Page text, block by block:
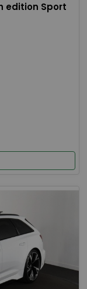
edition Sport